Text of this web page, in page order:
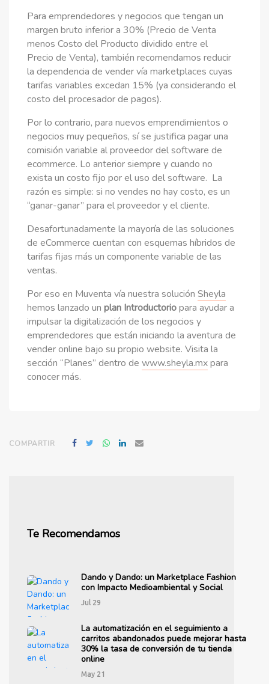
Para emprendedores y negocios que tengan un
margen bruto inferior a 30% (Precio de Venta
menos Costo del Producto dividido entre el
Precio de Venta), también recomendamos reducir
la dependencia de vender vía marketplaces cuyas
tarifas variables excedan 15% (ya considerando el
costo del procesador de pagos).
Por lo contrario, para nuevos emprendimientos o
negocios muy pequeños, sí se justifica pagar una
comisión variable al proveedor del software de
ecommerce. Lo anterior siempre y cuando no
exista un costo fijo por el uso del software. La
razón es simple: si no vendes no hay costo, es un
“ganar-ganar” para el proveedor y el cliente.
Desafortunadamente la mayoría de las soluciones
de eCommerce cuentan con esquemas híbridos de
tarifas fijas más un componente variable de las
ventas.
Por eso en Muventa vía nuestra solución Sheyla
hemos lanzado un plan Introductoriopara ayudar a
impulsar la digitalización de los negocios y
emprendedores que están iniciando la aventura de
vender online bajo su propio website. Visita la
sección “Planes” dentro de www.sheyla.mxpara
conocer más.
COMPARTIR
Te Recomendamos
Dando y Dando: un Marketplace Fashion
con Impacto Medioambiental y Social
Jul 29
La automatización en el seguimiento a
carritos abandonados puede mejorar hasta
30% la tasa de conversión de tu tienda
online
May 21